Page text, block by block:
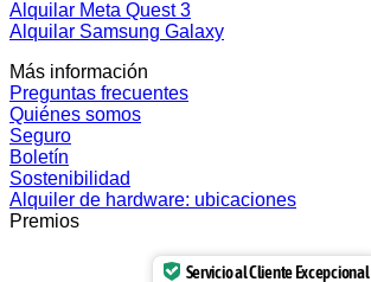
Alquilar Meta Quest 3
Alquilar Samsung Galaxy
Más información
Preguntas frecuentes
Quiénes somos
Seguro
Boletín
Sostenibilidad
Alquiler de hardware: ubicaciones
Premios
Servicio al Cliente Excepcional